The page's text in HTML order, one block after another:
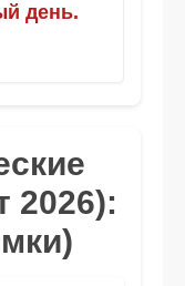
день.
2026):